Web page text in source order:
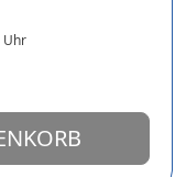
Uhr